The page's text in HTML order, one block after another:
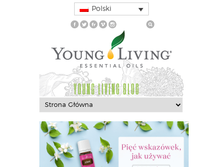
Polski
YOUNG LIVING BLOG